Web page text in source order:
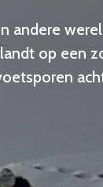
andere
op een